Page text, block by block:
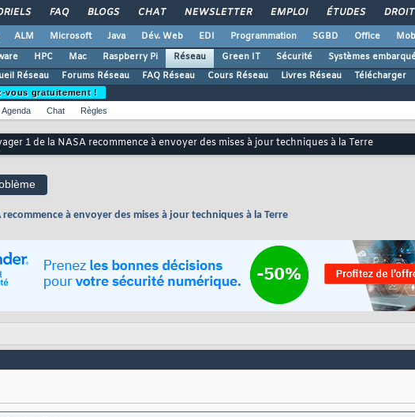
FAQ BLOGS CHAT NEWSLETTER EMPLOI ÉTUDES DROIT
ALM Microsoft Java Dév. Web EDI Programmation SGBD Office
HPC Mac Raspberry Pi Réseau Green IT Sécurité Systèmes
Réseau
Forums Réseau FAQ Réseau Cours Réseau Livres Réseau Télécharger
vous gratuitement !
Agenda Chat Règles
1 de la NASA recommence à envoyer des mises à jour techniques à la Terre
recommence à envoyer des mises à jour techniques à la Terre